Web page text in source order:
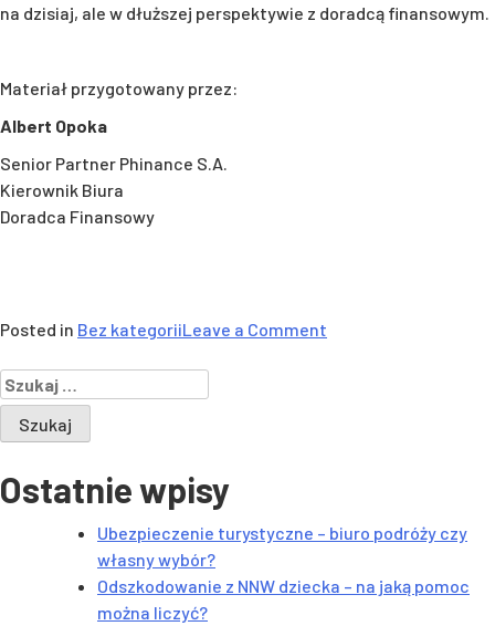
na dzisiaj, ale w dłuższej perspektywie z doradcą finansowym.
Materiał przygotowany przez:
Albert Opoka
Senior Partner Phinance S.A.
Kierownik Biura
Doradca Finansowy
Posted in Bez kategoriiLeave a Comment
wskaźnika
stałe
Szukaj:
Ostatnie wpisy
Ubezpieczenie turystyczne – biuro podróży czy
własny wybór?
Odszkodowanie z NNW dziecka – na jaką pomoc
można liczyć?